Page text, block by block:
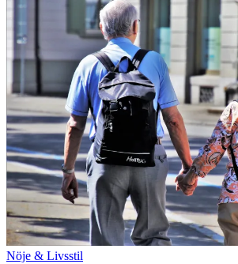
Nöje & Livsstil